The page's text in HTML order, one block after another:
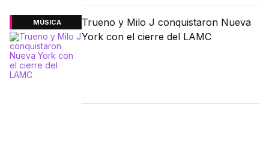
MÚSICA
Trueno y Milo J conquistaron Nueva
York con el cierre del LAMC